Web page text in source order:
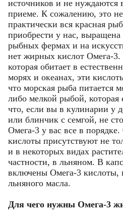
источников и не нуждаются
приеме. К сожалению, это
практически вся красная
приобрести у нас,
рыбных фермах и на
нет жирных кислот Омега-
которая обитает в
морях и океанах, эти
что морская рыба питается
либо мелкой рыбой, которая
что, если вы в кулинарии у
или блинчик с семгой, не
Омега-3 у вас все в
кислоты присутствуют не
и в некоторых видах
частности, в льняном. В
включены Омега-3 кислоты,
льняного масла.
Для чего нужны Омега-3
Телефон
Введите корректное значение
Код подтверждения
Email
Введите корректное значение
Пароль
Ваш город
Фамилия
Имя
Телефон
Email
Фамилия
Имя
Телефон
Email